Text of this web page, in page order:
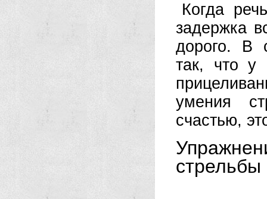
Когда
задержка
дорого. В
так, что у
умения
счастью,
стрельбы